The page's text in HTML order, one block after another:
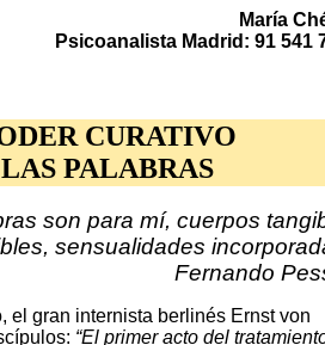
María
Psicoanalista Madrid: 91 541
CURATIVO
PALABRAS
son para mí, cuerpos
sensualidades
Fernando
el gran internista berlinés Ernst von
“El primer acto del